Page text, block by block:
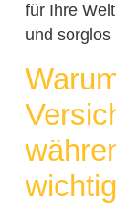
für Ihre
und sorglos